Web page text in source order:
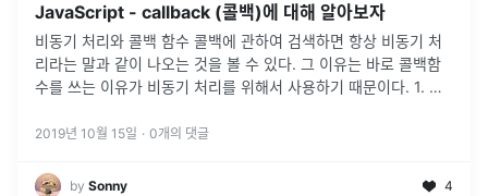
JavaScript - callback (콜백)에 대해 알아보자
비동기 처리와 콜백 함수 콜백에 관하여 검색하면 항상 비동기 처
리라는 말과 같이 나오는 것을 볼 수 있다. 그 이유는 바로 콜백함
수를 쓰는 이유가 비동기 처리를 위해서 사용하기 때문이다. 1. 비
은 상태라 하더라도 대기하지 않고 다음 코드를 실행하는 자바스크
2019년 10월 15일 · 0개의 댓글
by Sonny 4